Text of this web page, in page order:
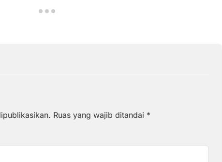
Ruas yang wajib ditandai *